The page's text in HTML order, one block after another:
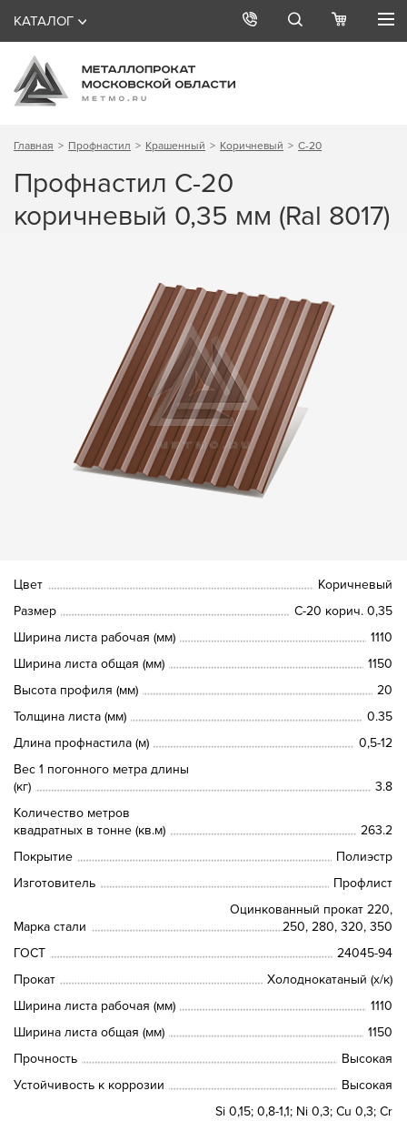
КАТАЛОГ
Главная Профнастил Крашенный Коричневый С-20
Профнастил С-20
коричневый 0,35 мм (Ral 8017)
Цвет
Коричневый
Размер
С-20 корич. 0,35
Ширина листа рабочая (мм)
1110
Ширина листа общая (мм)
1150
Высота профиля (мм)
20
Толщина листа (мм)
0.35
Длина профнастила (м)
0,5-12
Вес 1 погонного метра длины
(кг)
3.8
Количество метров
квадратных в тонне (кв.м)
263.2
Покрытие
Полиэстр
Изготовитель
Профлист
Марка стали
Оцинкованный прокат 220,
250, 280, 320, 350
ГОСТ
24045-94
Прокат
Холоднокатаный (х/к)
Ширина листа рабочая (мм)
1110
Ширина листа общая (мм)
1150
Прочность
Высокая
Устойчивость к коррозии
Высокая
Si 0,15; 0,8-1,1; Ni 0,3; Сu 0,3; Cr